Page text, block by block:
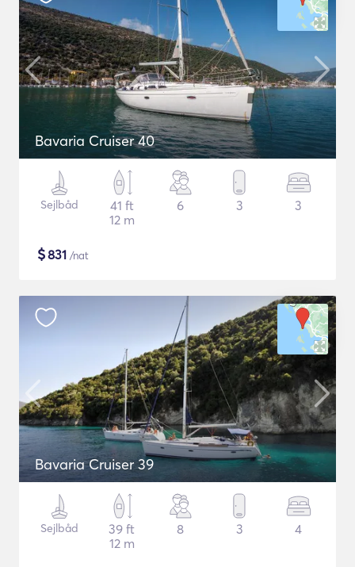
Bavaria Cruiser 40
Sejlbåd
41 ft
12 m
6 3 3
$831 /nat
Bavaria Cruiser 39
Sejlbåd
39 ft
12 m
8 3 4